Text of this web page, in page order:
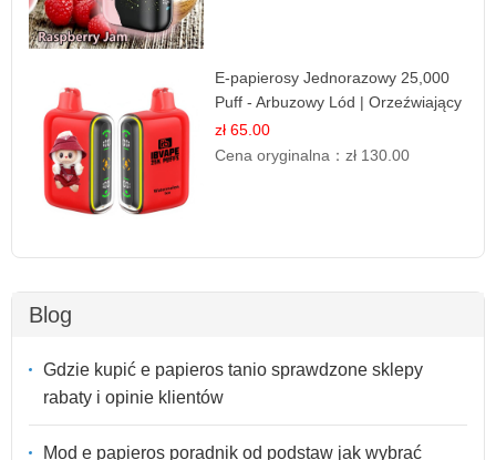
E-papierosy Jednorazowy 25,000
Puff - Arbuzowy Lód | Orzeźwiający
Smak
zł 65.00
Cena oryginalna：zł 130.00
Blog
Gdzie kupić e papieros tanio sprawdzone sklepy
rabaty i opinie klientów
Mod e papieros poradnik od podstaw jak wybrać